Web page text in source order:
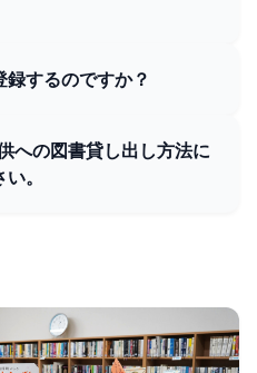
録するのですか？
への図書貸し出し方法に
。